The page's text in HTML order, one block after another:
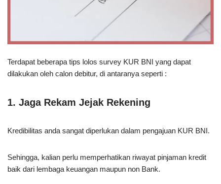
Terdapat beberapa tips lolos survey KUR BNI yang dapat
dilakukan oleh calon debitur, di antaranya seperti :
1. Jaga Rekam Jejak Rekening
Kredibilitas anda sangat diperlukan dalam pengajuan KUR BNI.
Sehingga, kalian perlu memperhatikan riwayat pinjaman kredit
baik dari lembaga keuangan maupun non Bank.